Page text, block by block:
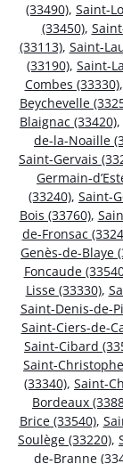
(33490), Saint-
(33450),
(33113), Saint-
(33190), Saint-
Combes (33330),
Beychevelle
Blaignac (33420),
de-la-Noaille
Saint-Gervais
Germain-
(33240), Saint-
Bois (33760),
de-Fronsac
Genès-de-Blaye
Foncaude
Lisse (33330),
Saint-Denis-de-
Saint-Ciers-de-
Saint-Cibard
Saint-
(33340), Saint-
Bordeaux
Brice (33540),
Soulège (33220),
de-Branne